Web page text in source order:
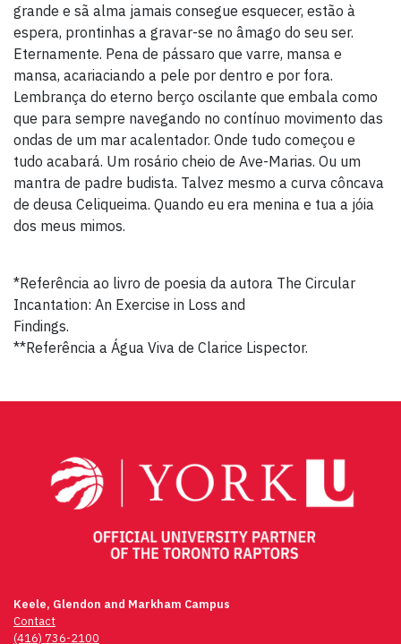
grande e sã alma jamais consegue esquecer, estão à
espera, prontinhas a gravar-se no âmago do seu ser.
Eternamente. Pena de pássaro que varre, mansa e
mansa, acariaciando a pele por dentro e por fora.
Lembrança do eterno berço oscilante que embala como
que para sempre navegando no contínuo movimento das
ondas de um mar acalentador. Onde tudo começou e
tudo acabará. Um rosário cheio de Ave-Marias. Ou um
mantra de padre budista. Talvez mesmo a curva côncava
de deusa Celiqueima. Quando eu era menina e tua a jóia
dos meus mimos.
*Referência ao livro de poesia da autora The Circular
Incantation: An Exercise in Loss and
Findings.
**Referência a Água Viva de Clarice Lispector.
navigation
Keele, Glendon and Markham Campus
Contact
(416) 736-2100